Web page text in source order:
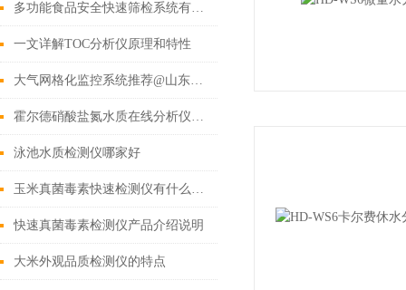
多功能食品安全快速筛检系统有哪些用处
一文详解TOC分析仪原理和特性
大气网格化监控系统推荐@山东霍尔德
霍尔德硝酸盐氮水质在线分析仪的产品概述
泳池水质检测仪哪家好
玉米真菌毒素快速检测仪有什么特点
快速真菌毒素检测仪产品介绍说明
大米外观品质检测仪的特点